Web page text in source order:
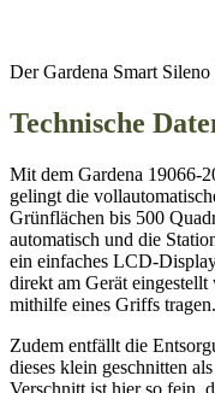
Der Gardena Smart
Technische
Mit dem Gardena 19066-
gelingt die
Grünflächen bis 500
automatisch und die
ein einfaches LCD-
direkt am Gerät
mithilfe eines Griffs tragen.
Zudem entfällt die
dieses klein geschnitten
Verschnitt ist hier so fein,